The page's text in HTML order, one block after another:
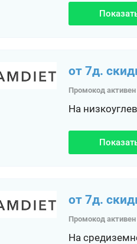
от 7д.
Промокод активен
На
от 7д.
Промокод активен
На